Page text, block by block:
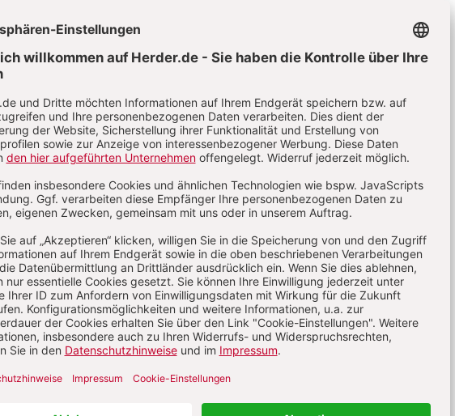
darum kümmern, wie katholische Kirche außerhalb von ihr
abgehakt und manchmal auch verachtet wird. Es
zwar viele und auch ernsthafte und bedenkenswerte Worte
wolle Anderes und man müsse anders werden. Nimmt man
einem biblischen Ratschlag die Taten als Grundlage der
es anders aus. Das prekäre Außen und seine Zumutung werden
lästig angesehen, weil sie nicht zu der innerkirchlich gerade
ins Zentrum gestellten Synodalität passen, die sich mit sich
aber nicht unbedingt – oder sogar unbedingt nicht? – mit den
prekären Einschätzungen führen.
So habendie vatikanischen Machtdemonstrationenauf
Weg ohne mit der Wimper zu zucken zugreifen können. Sie
Gehorsam gefunden, der vorauseilt, der sich aber doch
Das machte aus eigentlich unvermeidlichen
zu entscheidenden Problemen entweder Entscheidungen, dass
ob geprüft werden kann, oder Beschlüsse für nun mögliche
dem gesellschaftlich und existentiell Selbstverständlichen